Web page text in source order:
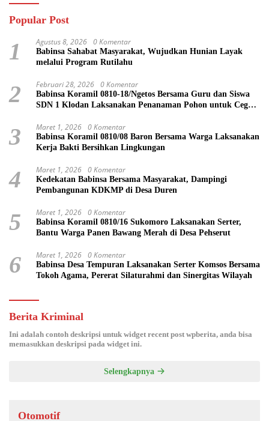
Popular Post
1 Agustus 8, 2026 0 Komentar
Babinsa Sahabat Masyarakat, Wujudkan Hunian Layak
melalui Program Rutilahu
2 Februari 28, 2026 0 Komentar
Babinsa Koramil 0810-18/Ngetos Bersama Guru dan Siswa
SDN 1 Klodan Laksanakan Penanaman Pohon untuk Cegah
3 Maret 1, 2026 0 Komentar
Babinsa Koramil 0810/08 Baron Bersama Warga Laksanakan
Kerja Bakti Bersihkan Lingkungan
4 Maret 1, 2026 0 Komentar
Kedekatan Babinsa Bersama Masyarakat, Dampingi
Pembangunan KDKMP di Desa Duren
5 Maret 1, 2026 0 Komentar
Babinsa Koramil 0810/16 Sukomoro Laksanakan Serter,
Bantu Warga Panen Bawang Merah di Desa Pehserut
6 Maret 1, 2026 0 Komentar
Babinsa Desa Tempuran Laksanakan Serter Komsos Bersama
Tokoh Agama, Pererat Silaturahmi dan Sinergitas Wilayah
Berita Kriminal
Ini adalah contoh deskripsi untuk widget recent post wpberita, anda bisa
memasukkan deskripsi pada widget ini.
Selengkapnya
Otomotif